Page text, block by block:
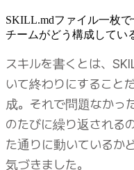
SKILL.mdファイル一枚
チームがどう構成してい
スキルを書くとは、
いて終わりにすること
成。それで問題なかっ
のたびに繰り返される
た通りに動いているか
気づきました。